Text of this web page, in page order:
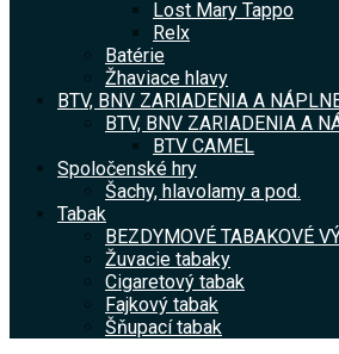
Lost Mary Tappo
Relx
Batérie
Žhaviace hlavy
BTV, BNV ZARIADENIA A
BTV, BNV ZARIADENIA A
BTV CAMEL
Spoločenské hry
Šachy, hlavolamy a pod.
Tabak
BEZDYMOVÉ TABAKOVÉ
Žuvacie tabaky
Cigaretový tabak
Fajkový tabak
Šňupací tabak